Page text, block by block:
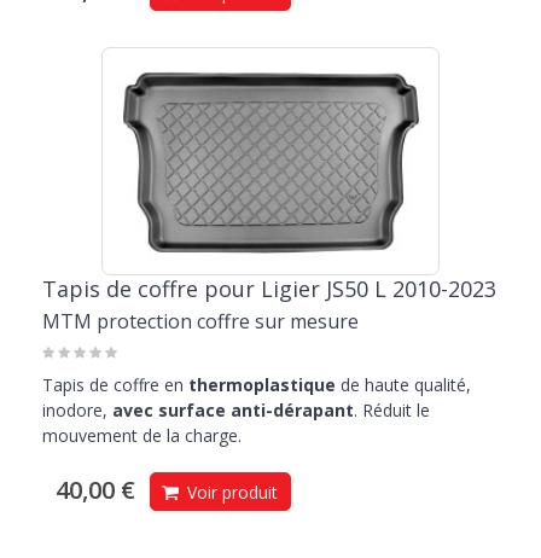
Tapis de coffre pour Ligier JS50 L 2010-2023
MTM protection coffre sur mesure
Tapis de coffre en thermoplastique de haute qualité,
inodore, avec surface anti-dérapant. Réduit le
mouvement de la charge.
40,00 € Voir produit